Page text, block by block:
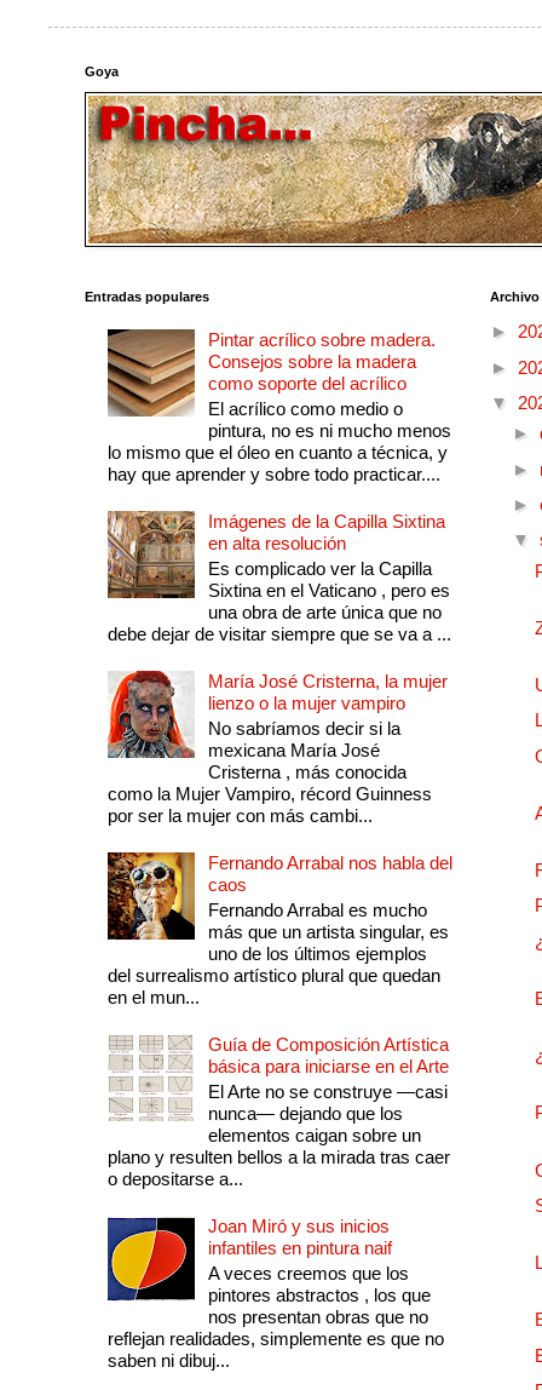
Goya
Entradas populares
Pintar acrílico sobre madera.
Consejos sobre la madera
como soporte del acrílico
El acrílico como medio o
pintura, no es ni mucho menos
lo mismo que el óleo en cuanto a técnica, y
hay que aprender y sobre todo practicar....
Imágenes de la Capilla Sixtina
en alta resolución
Es complicado ver la Capilla
Sixtina en el Vaticano , pero es
una obra de arte única que no
debe dejar de visitar siempre que se va a ...
María José Cristerna, la mujer
lienzo o la mujer vampiro
No sabríamos decir si la
mexicana María José
Cristerna , más conocida
como la Mujer Vampiro, récord Guinness
por ser la mujer con más cambi...
Fernando Arrabal nos habla del
caos
Fernando Arrabal es mucho
más que un artista singular, es
uno de los últimos ejemplos
del surrealismo artístico plural que quedan
en el mun...
Guía de Composición Artística
básica para iniciarse en el Arte
El Arte no se construye —casi
nunca— dejando que los
elementos caigan sobre un
plano y resulten bellos a la mirada tras caer
o depositarse a...
Joan Miró y sus inicios
infantiles en pintura naif
A veces creemos que los
pintores abstractos , los que
nos presentan obras que no
reflejan realidades, simplemente es que no
saben ni dibuj...
►
►
▼
►
►
►
▼